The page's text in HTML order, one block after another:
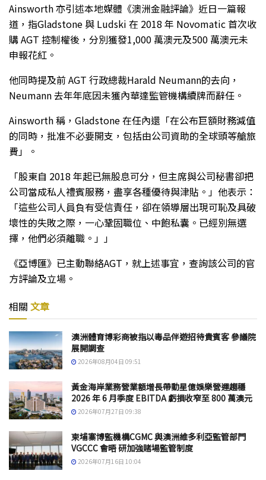
Ainsworth 亦引述本地媒體《澳洲金融評論》近日一篇報
道，指Gladstone 與 Ludski 在 2018 年 Novomatic 首次收
購 AGT 控制權後，分別獲發1,000 萬澳元及500 萬澳元未
申報花紅。
他同時提及前 AGT 行政總裁Harald Neumann的去向，
Neumann 去年年底因未獲內華達監管機構續牌而辭任。
Ainsworth 稱，Gladstone 在任內還「在公布巨額財務減值
的同時，批准不必要開支，包括由公司資助的全球頭等艙旅
費」。
「股東自 2018 年起已無股息可分，但主席與公司秘書卻把
公司當成私人禮賓服務，盡享各種優待與津貼。」他表示：
「這些公司人員負有受信責任，卻在領導層出現可恥及具破
壞性的失敗之際，一心鞏固職位、中飽私囊。已經別無選
擇，他們必須離職。」」
《亞博匯》已主動聯絡AGT，就上述事宜，查詢該公司的官
方評論及立場。
相關 文章
澳洲體育博彩商被指以毒品伴遊招待貴賓客 參議院
展開調查
2026年08月04日 09:51
黃金海岸業務營業額增長帶動星億娛樂營運趨穩
2026 年 6 月季度 EBITDA 虧損收窄至 800 萬澳元
2026年07月27日 09:38
柬埔寨博監機構CGMC 與澳洲維多利亞監管部門
VGCCC 會晤 研加強賭場監管制度
2026年07月16日 10:04